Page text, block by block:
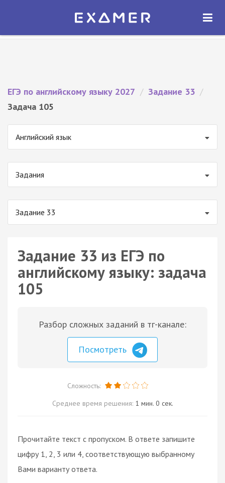
Экзамер — ЕГЭ 2027
ОТКРЫТЬ
ЕГЭ по английскому языку 2027 / Задание 33 /
Задача 105
Английский язык
Задания
Задание 33
Задание 33 из ЕГЭ по
английскому языку: задача
105
Разбор сложных заданий в тг-канале:
Посмотреть
Сложность:
Среднее время решения: 1 мин. 0 сек.
Прочитайте текст с пропуском. В ответе запишите
цифру 1, 2, 3 или 4, соответствующую выбранному
Вами варианту ответа.